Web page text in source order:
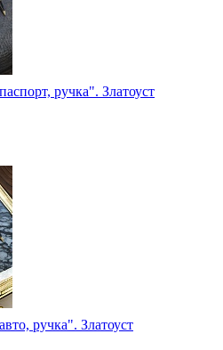
pучка". Златоуст
pучка". Златоуст